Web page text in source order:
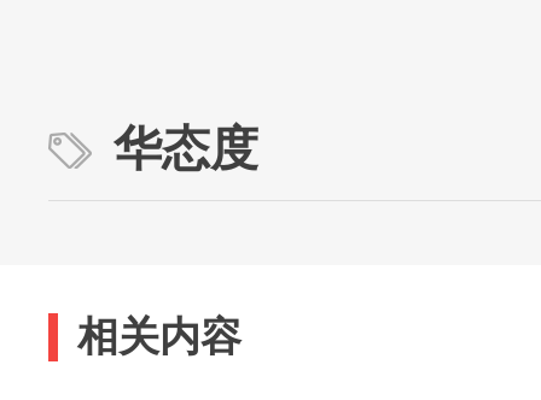
华态度
相关内容